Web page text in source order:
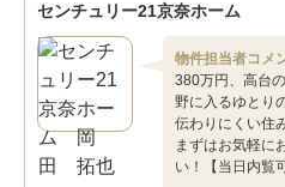
センチュリー21京奈ホーム
物件担当者コメ
380万円、高台
野に入るゆとり
伝わりにくい住
まずはお気軽に
い！【当日内覧可